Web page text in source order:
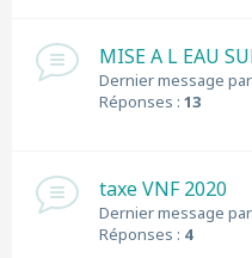
MISE A L EAU
Dernier message par
Réponses : 13
taxe VNF 2020
Dernier message par
Réponses : 4